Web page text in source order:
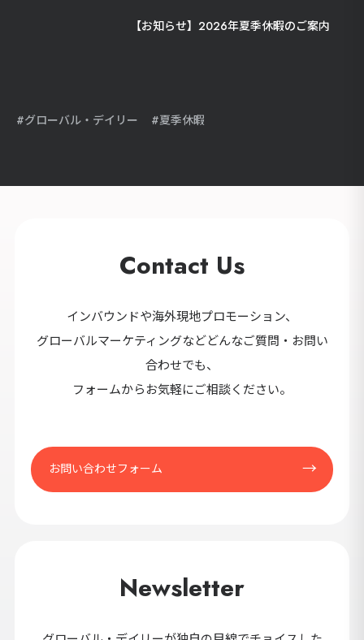
【お知らせ】2026年夏季休暇のご案内
グローバル・デイリー 夏季休暇
Contact Us
インバウンドや海外現地プロモーション、
グローバルマーケティングなどどんなご質問・お問い
合わせでも、
フォームからお気軽にご相談ください。
お問い合わせフォーム
Newsletter